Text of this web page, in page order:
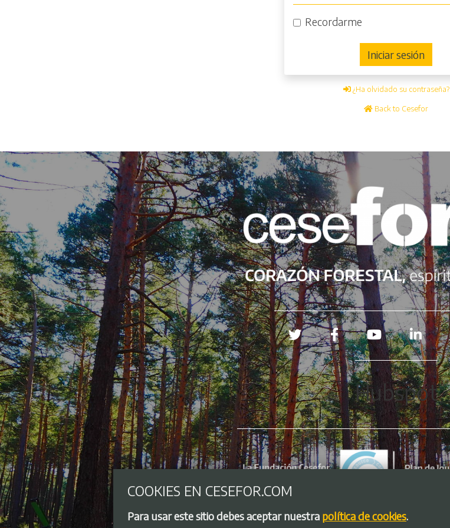
Recordarme
Iniciar sesión
¿Ha olvidado su contraseña?
Back to Cesefor
Redes sociales
Hubspot
COOKIES EN CESEFOR.COM
Para usar este sitio debes aceptar nuestra política de cookies.